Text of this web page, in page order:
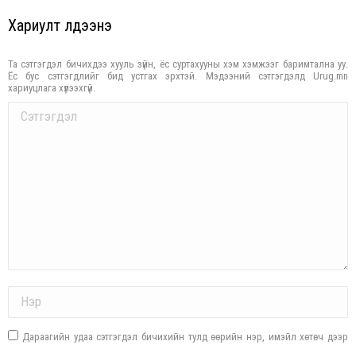
Хариулт үлдээнэ үү
Та сэтгэгдэл бичихдээ хууль зүйн, ёс суртахууны хэм хэмжээг баримтална уу.
Ёс бус сэтгэгдлийг бид устгах эрхтэй. Мэдээний сэтгэгдэлд Urug.mn
хариуцлага хүлээхгүй.
Comment
Дараагийн удаа сэтгэгдэл бичихийн тулд өөрийн нэр, имэйл хөтөч дээр